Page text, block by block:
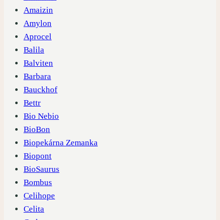
Amaizin
Amylon
Aprocel
Balila
Balviten
Barbara
Bauckhof
Bettr
Bio Nebio
BioBon
Biopekárna Zemanka
Biopont
BioSaurus
Bombus
Celihope
Celita